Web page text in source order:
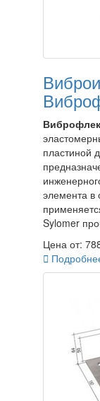
пластиной
элемента в
Sylomer
Цена от:
